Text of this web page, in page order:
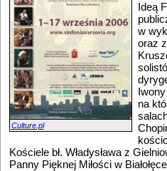
Culture.pl
Ideą
w
oraz
na
Kościele bł. Władysława z
Panny Pięknej Miłości w